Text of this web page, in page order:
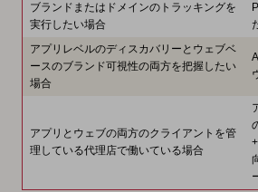
ブランドまたはドメインのトラッキングを
実行したい場合
アプリレベルのディスカバリーとウェブベ
ースのブランド可視性の両方を把握したい
場合
アプリとウェブの両方のクライアントを管
理している代理店で働いている場合